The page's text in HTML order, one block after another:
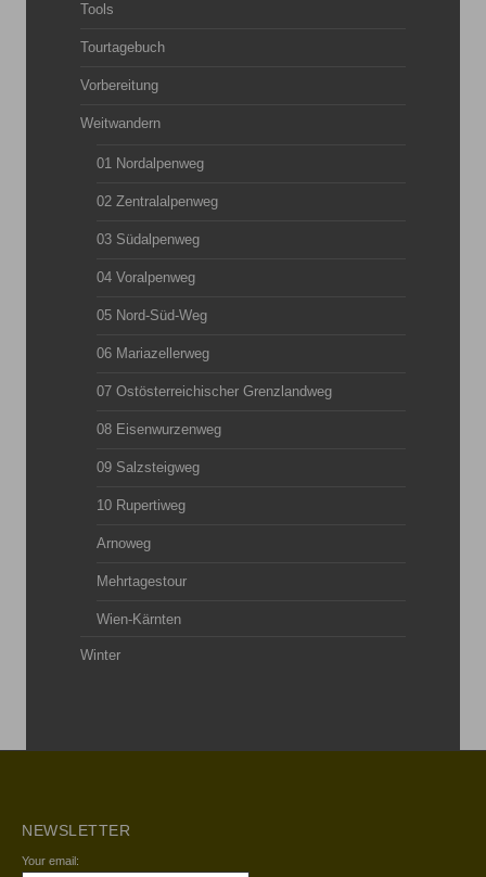
Tools
Tourtagebuch
Vorbereitung
Weitwandern
01 Nordalpenweg
02 Zentralalpenweg
03 Südalpenweg
04 Voralpenweg
05 Nord-Süd-Weg
06 Mariazellerweg
07 Ostösterreichischer Grenzlandweg
08 Eisenwurzenweg
09 Salzsteigweg
10 Rupertiweg
Arnoweg
Mehrtagestour
Wien-Kärnten
Winter
NEWSLETTER
Your email: